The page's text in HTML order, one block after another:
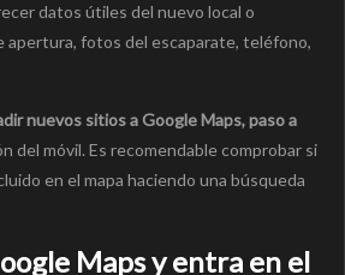
datos útiles del nuevo local o
apertura, fotos del escaparate, teléfono,
nuevos sitios a Google Maps, paso a
del móvil. Es recomendable comprobar si
en el mapa haciendo una búsqueda
Maps y entra en el